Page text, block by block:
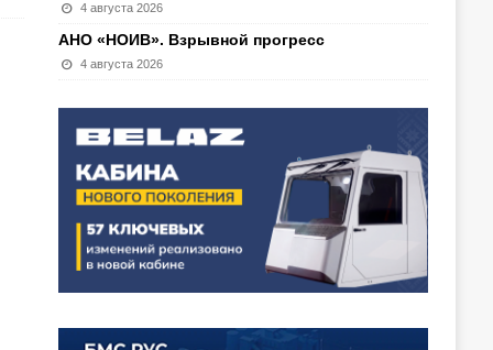
4 августа 2026
АНО «НОИВ». Взрывной прогресс
4 августа 2026